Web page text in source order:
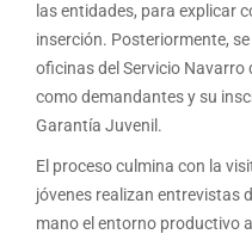
las entidades, para explicar
inserción. Posteriormente,
oficinas del Servicio Navarro
como demandantes y su
Garantía Juvenil.
El proceso culmina con la
jóvenes realizan entrevistas
mano el entorno productivo